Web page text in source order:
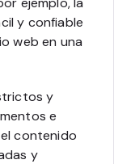
y confiable
web en una
y
e
contenido
y